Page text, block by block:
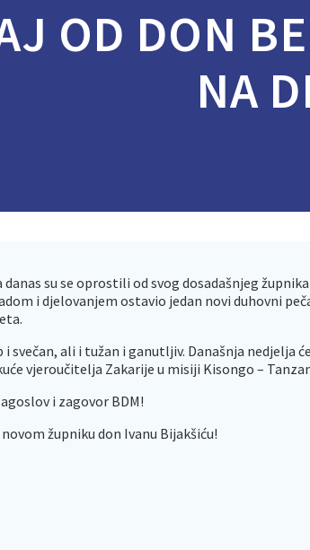
OD DON
NA
su se oprostili od svog dosadašnjeg
i djelovanjem ostavio jedan novi duhovni
svečan, ali i tužan i ganutljiv. Današnja
vjeroučitelja Zakarije u misiji Kisongo –
i zagovor BDM!
župniku don Ivanu Bijakšiću!